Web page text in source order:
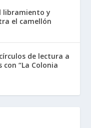
libramiento y
el camellón
de lectura a
“La Colonia